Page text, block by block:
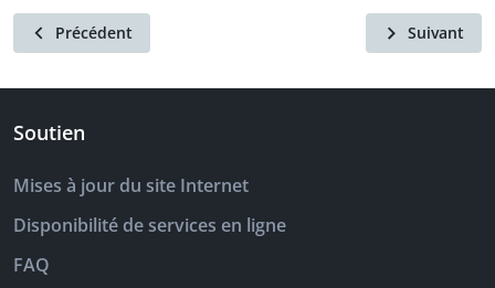
Précédent Suivant
Soutien
Mises à jour du site Internet
Disponibilité de services en ligne
FAQ